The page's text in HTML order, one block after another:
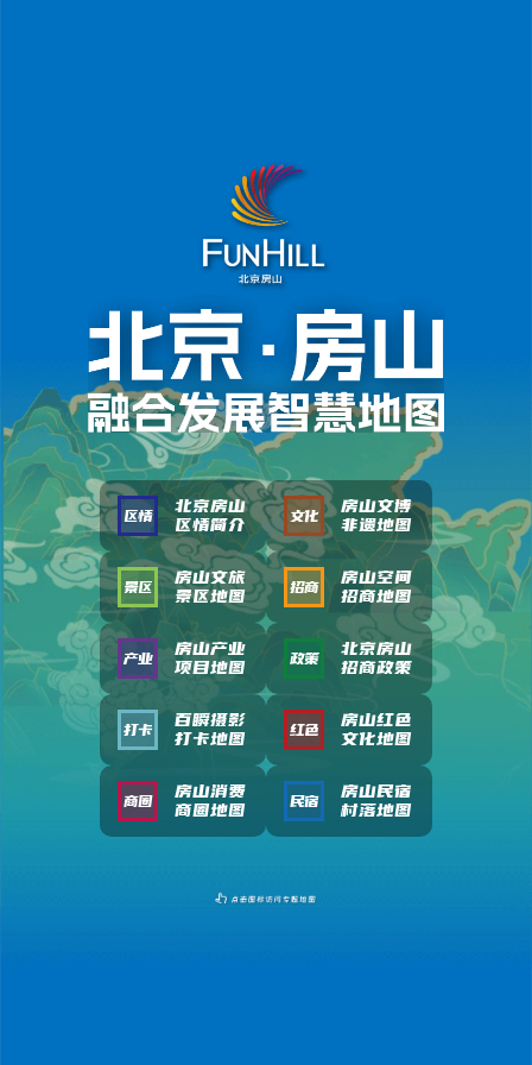
区情 北京房山
区情简介 文化 房山文博
非遗地图
景区 房山文旅
景区地图 招商 房山空间
招商地图
产业 房山产业
项目地图 政策 北京房山
招商政策
打卡 百瞬摄影
打卡地图 红色 房山红色
文化地图
商圈 房山消费
商圈地图 民宿 房山民宿
村落地图